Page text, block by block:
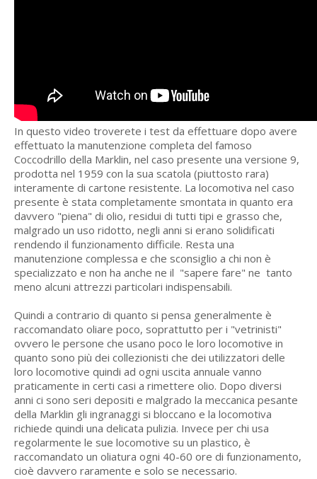
In questo video troverete i test da effettuare dopo avere
effettuato la manutenzione completa del famoso
Coccodrillo della Marklin, nel caso presente una versione 9,
prodotta nel 1959 con la sua scatola (piuttosto rara)
interamente di cartone resistente. La locomotiva nel caso
presente è stata completamente smontata in quanto era
davvero "piena" di olio, residui di tutti tipi e grasso che,
malgrado un uso ridotto, negli anni si erano solidificati
rendendo il funzionamento difficile. Resta una
manutenzione complessa e che sconsiglio a chi non è
specializzato e non ha anche ne il "sapere fare" ne tanto
meno alcuni attrezzi particolari indispensabili.
Quindi a contrario di quanto si pensa generalmente è
raccomandato oliare poco, soprattutto per i "vetrinisti"
ovvero le persone che usano poco le loro locomotive in
quanto sono più dei collezionisti che dei utilizzatori delle
loro locomotive quindi ad ogni uscita annuale vanno
praticamente in certi casi a rimettere olio. Dopo diversi
anni ci sono seri depositi e malgrado la meccanica pesante
della Marklin gli ingranaggi si bloccano e la locomotiva
richiede quindi una delicata pulizia. Invece per chi usa
regolarmente le sue locomotive su un plastico, è
raccomandato un oliatura ogni 40-60 ore di funzionamento,
cioè davvero raramente e solo se necessario.